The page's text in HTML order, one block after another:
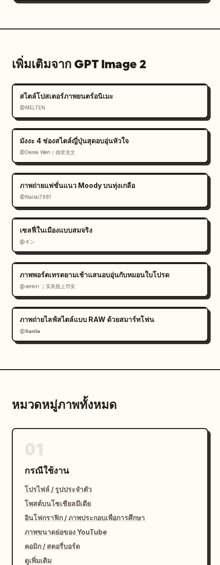
เพิ่มเติมจาก GPT Image 2
สไตล์โปสเตอร์ภาพยนตร์อนิเมะ
@MELTEN
มังงะ 4 ช่องสไตล์ญี่ปุ่นสุดอบอุ่นหัวใจ
@Derek Wen｜德里克文
ภาพถ่ายแฟชั่นแนว Moody บนทุ่งเกลือ
@Nailai7981
เซลฟี่ในเมืองแบบสมจริง
@ギン
ภาพพอร์ตเทรตยามเช้าแสนอบอุ่นกับหมอนใบโปรด
@serein ｜买美股上币安
ภาพถ่ายไลฟ์สไตล์แบบ RAW ด้วยสมาร์ทโฟน
@𝗦𝗮𝗻𝗶𝗮
หมวดหมู่ภาพทั้งหมด
กรณีใช้งาน
โปรไฟล์ / รูปประจำตัว
โพสต์บนโซเชียลมีเดีย
อินโฟกราฟิก / ภาพประกอบเพื่อการศึกษา
ภาพขนาดย่อของ YouTube
คอมิก / สตอรี่บอร์ด
ดูเพิ่มเติม